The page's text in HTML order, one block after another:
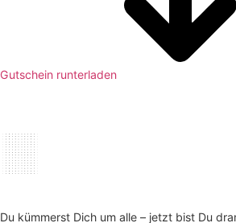
Gutschein runterladen
Du kümmerst Dich um alle – jetzt bist Du